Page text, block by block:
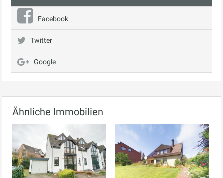
Facebook
Twitter
Google
Ähnliche Immobilien